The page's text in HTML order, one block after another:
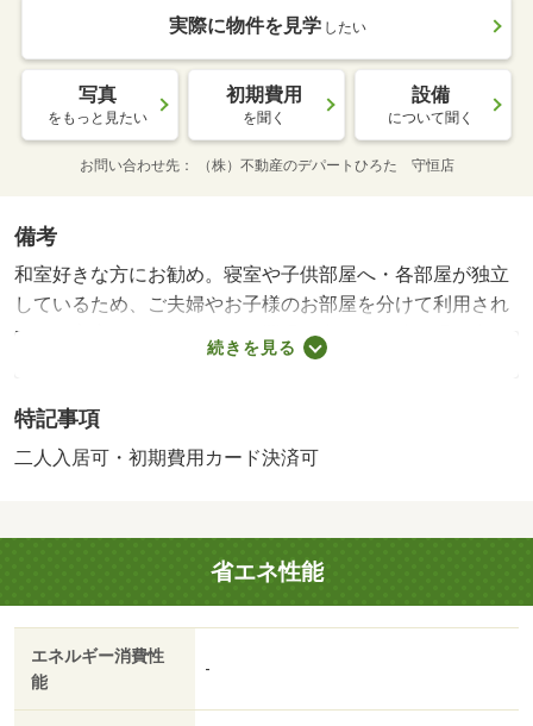
実際に物件を見学 したい
写真
をもっと見たい
初期費用
を聞く
設備
について聞く
お問い合わせ先 （株）不動産のデパートひろた 守恒店
備考
和室好きな方にお勧め。寝室や子供部屋へ・各部屋が独立
しているため、ご夫婦やお子様のお部屋を分けて利用され
たい御家庭にお勧め・バイク置場：空なし・駐輪場：空な
し・仲介手数料：５８，３００円
続きを見る
特記事項
二人入居可・初期費用カード決済可
省エネ性能
エネルギー消費性
能
-